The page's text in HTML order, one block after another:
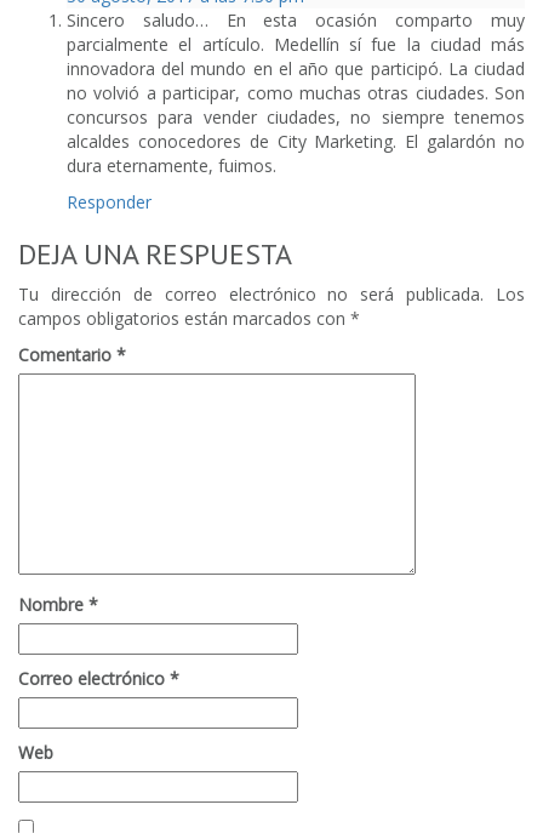
Sincero saludo… En esta ocasión comparto muy
parcialmente el artículo. Medellín sí fue la ciudad más
innovadora del mundo en el año que participó. La ciudad
no volvió a participar, como muchas otras ciudades. Son
concursos para vender ciudades, no siempre tenemos
alcaldes conocedores de City Marketing. El galardón no
dura eternamente, fuimos.
Responder
DEJA UNA RESPUESTA
Tu dirección de correo electrónico no será publicada.
Los
campos obligatorios están marcados con *
Comentario *
Nombre *
Correo electrónico *
Web